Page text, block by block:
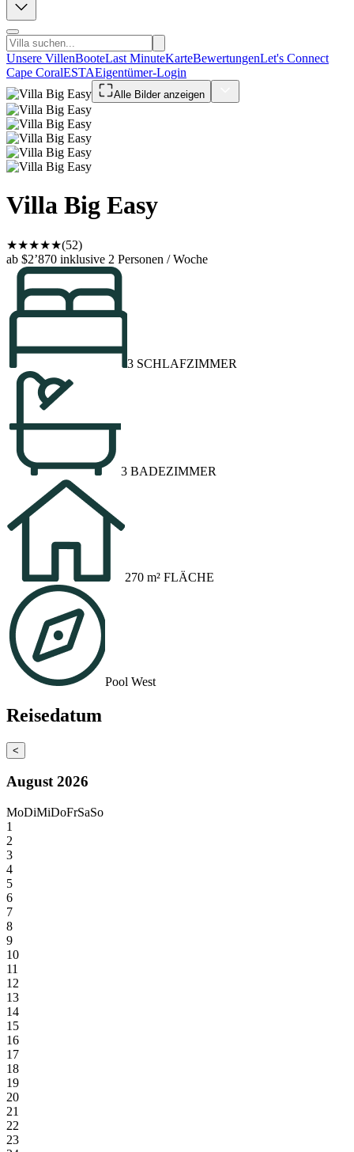
Unsere VillenBooteLast MinuteKarteBewertungenLet's Connect
Cape CoralESTAEigentümer-Login
Alle Bilder anzeigen
Villa Big Easy
★★★★★(52)
ab $2’870 inklusive 2 Personen / Woche
3 SCHLAFZIMMER
3 BADEZIMMER
270 m² FLÄCHE
Pool West
Reisedatum
<
August 2026
MoDiMiDoFrSaSo
1
2
3
4
5
6
7
8
9
10
11
12
13
14
15
16
17
18
19
20
21
22
23